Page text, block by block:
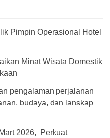
Pimpin Operasional Hotel
Minat Wisata Domestik
pengalaman perjalanan
budaya, dan lanskap
2026, Perkuat